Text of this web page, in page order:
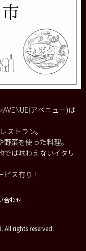
アベニュー)は
ストラン。
菜を使った料理。
は味わえないイタリ
ス有り！
合わせ
All rights reserved.